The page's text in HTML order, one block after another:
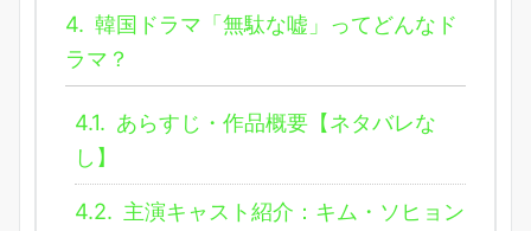
4. 韓国ドラマ「無駄な嘘」ってどんなド
ラマ？
4.1. あらすじ・作品概要【ネタバレな
し】
4.2. 主演キャスト紹介：キム・ソヒョン